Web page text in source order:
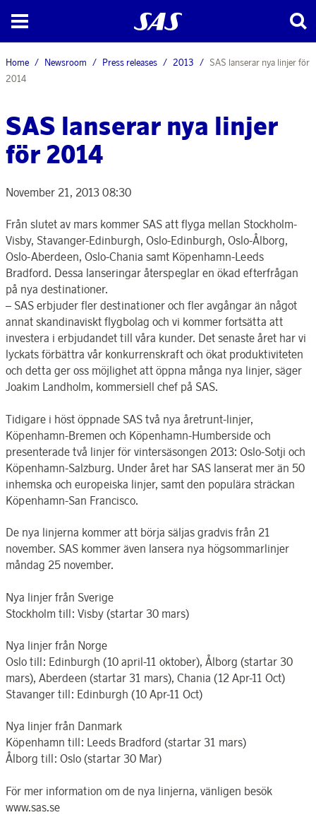
Home Newsroom Press releases 2013
SAS lanserar nya linjer för
2014
SAS lanserar nya linjer
för 2014
November 21, 2013 08:30
Från slutet av mars kommer SAS att flyga mellan Stockholm-
Visby, Stavanger-Edinburgh, Oslo-Edinburgh, Oslo-Ålborg,
Oslo-Aberdeen, Oslo-Chania samt Köpenhamn-Leeds
Bradford. Dessa lanseringar återspeglar en ökad efterfrågan
på nya destinationer.
– SAS erbjuder fler destinationer och fler avgångar än något
annat skandinaviskt flygbolag och vi kommer fortsätta att
investera i erbjudandet till våra kunder. Det senaste året har vi
lyckats förbättra vår konkurrenskraft och ökat produktiviteten
och detta ger oss möjlighet att öppna många nya linjer, säger
Joakim Landholm, kommersiell chef på SAS.
Tidigare i höst öppnade SAS två nya åretrunt-linjer,
Köpenhamn-Bremen och Köpenhamn-Humberside och
presenterade två linjer för vintersäsongen 2013: Oslo-Sotji och
Köpenhamn-Salzburg. Under året har SAS lanserat mer än 50
inhemska och europeiska linjer, samt den populära sträckan
Köpenhamn-San Francisco.
De nya linjerna kommer att börja säljas gradvis från 21
november. SAS kommer även lansera nya högsommarlinjer
måndag 25 november.
Nya linjer från Sverige
Stockholm till: Visby (startar 30 mars)
Nya linjer från Norge
Oslo till: Edinburgh (10 april-11 oktober), Ålborg (startar 30
mars), Aberdeen (startar 31 mars), Chania (12 Apr-11 Oct)
Stavanger till: Edinburgh (10 Apr-11 Oct)
Nya linjer från Danmark
Köpenhamn till: Leeds Bradford (startar 31 mars)
Ålborg till: Oslo (startar 30 Mar)
För mer information om de nya linjerna, vänligen besök
www.sas.se